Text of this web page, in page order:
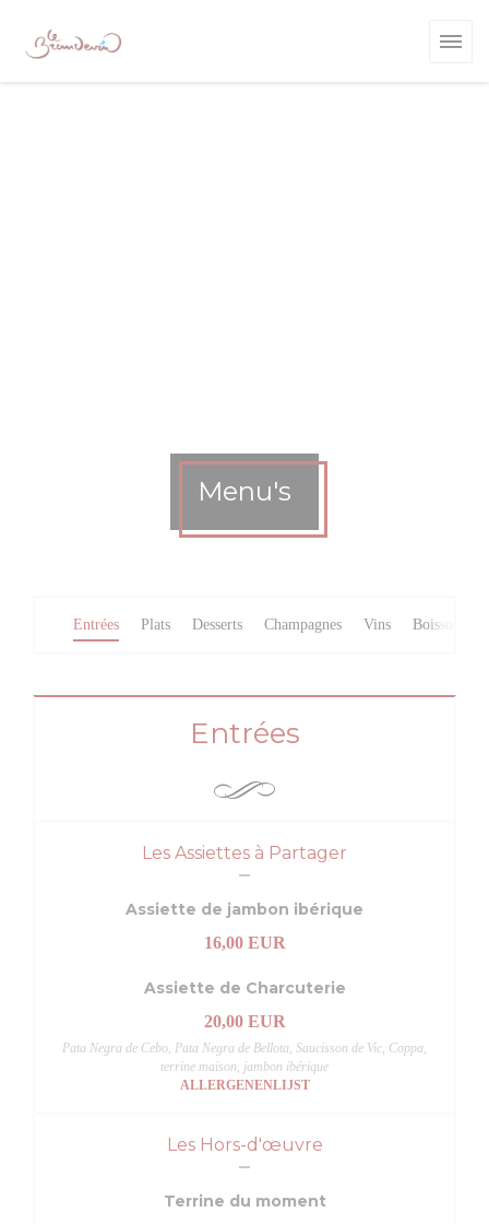
Menu's
Entrées Plats Desserts Champagnes Vins Boissons
Entrées
Les Assiettes à Partager
Assiette de jambon ibérique
16,00 EUR
Assiette de Charcuterie
20,00 EUR
Pata Negra de Cebo, Pata Negra de Bellota, Saucisson de Vic, Coppa,
terrine maison, jambon ibérique
ALLERGENENLIJST
Les Hors-d'œuvre
Terrine du moment